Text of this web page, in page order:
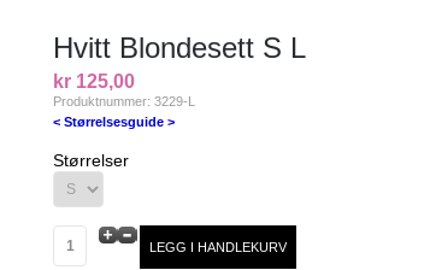
Hvitt Blondesett S L
kr 125,00
Produktnummer: 3229-L
< Størrelsesguide >
Størrelser